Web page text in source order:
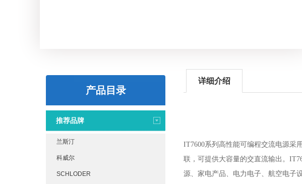
产品目录
推荐品牌
兰斯汀
科威尔
SCHLODER
详细介绍
IT7600系列高性能可编程交流电源采
联，可提供大容量的交直流输出。
源、家电产品、电力电子、航空电子